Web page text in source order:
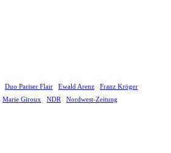
Duo Pariser Flair Ewald Arenz
Franz Kröger
Marie Giroux NDR
Nordwest-Zeitung